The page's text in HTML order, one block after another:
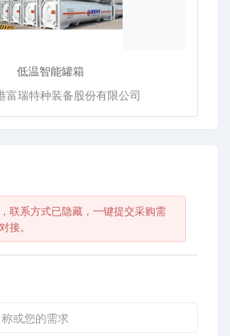
低温智能罐箱
富瑞特种装备股份有限公司
联系方式已隐藏，一键提交采购需
接。